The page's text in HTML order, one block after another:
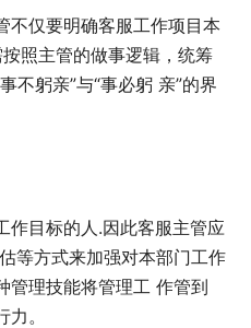
不仅要明确客服工作项目本
照主管的做事逻辑，统筹
不躬亲”与“事必躬 亲”的界
作目标的人.因此客服主管应
等方式来加强对本部门工作
管理技能将管理工 作管到
。